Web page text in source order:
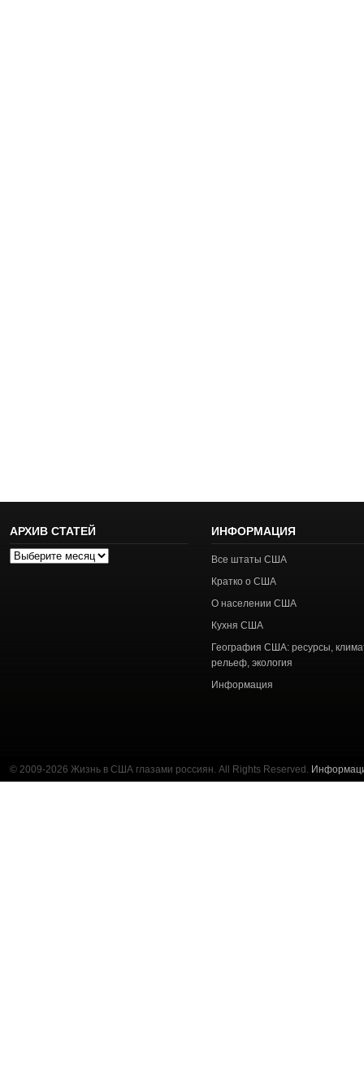
АРХИВ СТАТЕЙ
Архив
ИНФОРМАЦИЯ
Все штаты США
Кратко о США
О населении США
Кухня США
География США: ресурсы,
рельеф, экология
Информация
© 2009-2026 Жизнь в США глазами россиян. All Rights Reserved.